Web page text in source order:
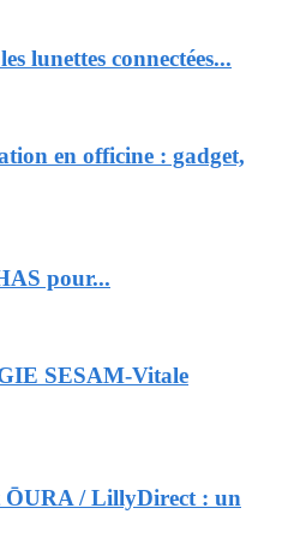
lunettes connectées...
en officine : gadget,
pour...
SESAM-Vitale
/ LillyDirect : un